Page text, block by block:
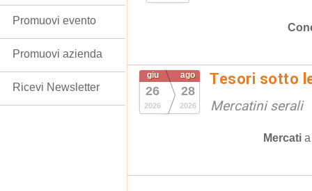
giu
26
2026
ago
28
2026
Tesori sotto
Mercatini serali
Mercati
Promuovi evento
Promuovi azienda
Ricevi Newsletter